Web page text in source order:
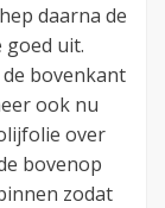
daarna de
goed uit.
bovenkant
ook nu
over
bovenop
zodat